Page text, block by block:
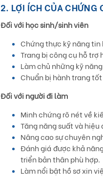
2. LỢI ÍCH CỦA CHỨNG
Đối với học sinh/sinh viên
Chứng thực kỹ năng
Trang bị công cụ hỗ trợ
Làm chủ những kỹ
Chuẩn bị hành trang
Đối với người đi làm
Minh chứng rõ nét về
Tăng năng suất và hiệu
Nâng cao sự chuyên
Đánh giá được khả
triển bản thân phù hợp.
Làm nổi bật hồ sơ xin